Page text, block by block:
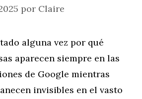
por Claire
alguna vez por qué
aparecen siempre en las
de Google mientras
invisibles en el vasto